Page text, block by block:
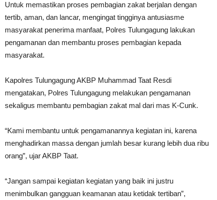
Untuk memastikan proses pembagian zakat berjalan dengan
tertib, aman, dan lancar, mengingat tingginya antusiasme
masyarakat penerima manfaat, Polres Tulungagung lakukan
pengamanan dan membantu proses pembagian kepada
masyarakat.
Kapolres Tulungagung AKBP Muhammad Taat Resdi
mengatakan, Polres Tulungagung melakukan pengamanan
sekaligus membantu pembagian zakat mal dari mas K-Cunk.
“Kami membantu untuk pengamanannya kegiatan ini, karena
menghadirkan massa dengan jumlah besar kurang lebih dua ribu
orang”, ujar AKBP Taat.
“Jangan sampai kegiatan kegiatan yang baik ini justru
menimbulkan gangguan keamanan atau ketidak tertiban”,